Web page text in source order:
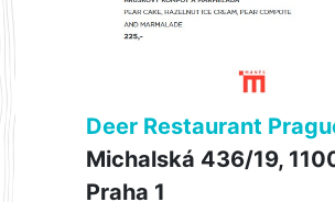
Deer Restaurant
Michalská 436/19,
Praha 1